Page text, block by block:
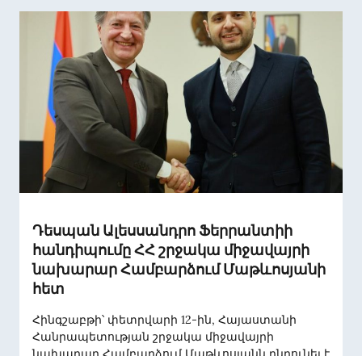
Դեսպան Ալեսսանդրո Ֆերրանտիի
հանդիպումը ՀՀ շրջակա միջավայրի
նախարար Համբարձում Մաթևոսյանի
հետ
Հինգշաբթի՝ փետրվարի 12-ին, Հայաստանի
Հանրապետության շրջակա միջավայրի